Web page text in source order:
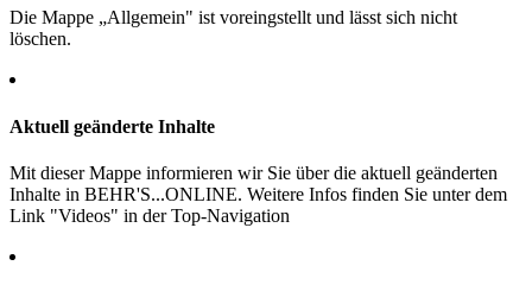
Die Mappe „Allgemein" ist voreingstellt und lässt sich nicht
löschen.
Aktuell geänderte Inhalte
Mit dieser Mappe informieren wir Sie über die aktuell geänderten
Inhalte in BEHR'S...ONLINE. Weitere Infos finden Sie unter dem
Link "Videos" in der Top-Navigation